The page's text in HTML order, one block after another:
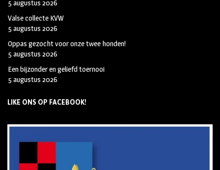
5 augustus 2026
Valse collecte KVW
5 augustus 2026
Oppas gezocht voor onze twee honden!
5 augustus 2026
Een bijzonder en geliefd toernooi
5 augustus 2026
LIKE ONS OP FACEBOOK!